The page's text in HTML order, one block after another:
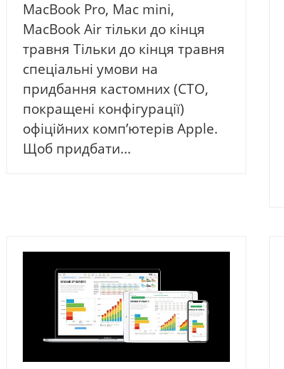
MacBook Pro, Mac mini,
MacBook Air тільки до кінця
травня Тільки до кінця травня
спеціальні умови на
придбання кастомних (CTO,
покращені конфігурації)
офіційних комп’ютерів Apple.
Щоб придбати...